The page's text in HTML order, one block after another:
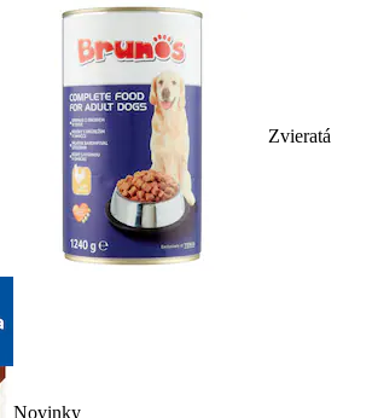
Zvieratá
Novinky